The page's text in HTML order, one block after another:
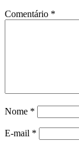
Comentário *
Nome *
E-mail *